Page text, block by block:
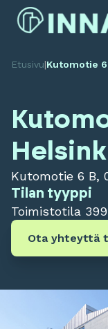
Etusivu|Kutomotie
Kutomotie 6 B,
Tilan tyyppi
Toimistotila
Ota yhteyttä